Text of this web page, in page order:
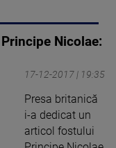
Nicolae:
17-12-2017 | 19:35
Presa britanică
i-a dedicat un
articol fostului